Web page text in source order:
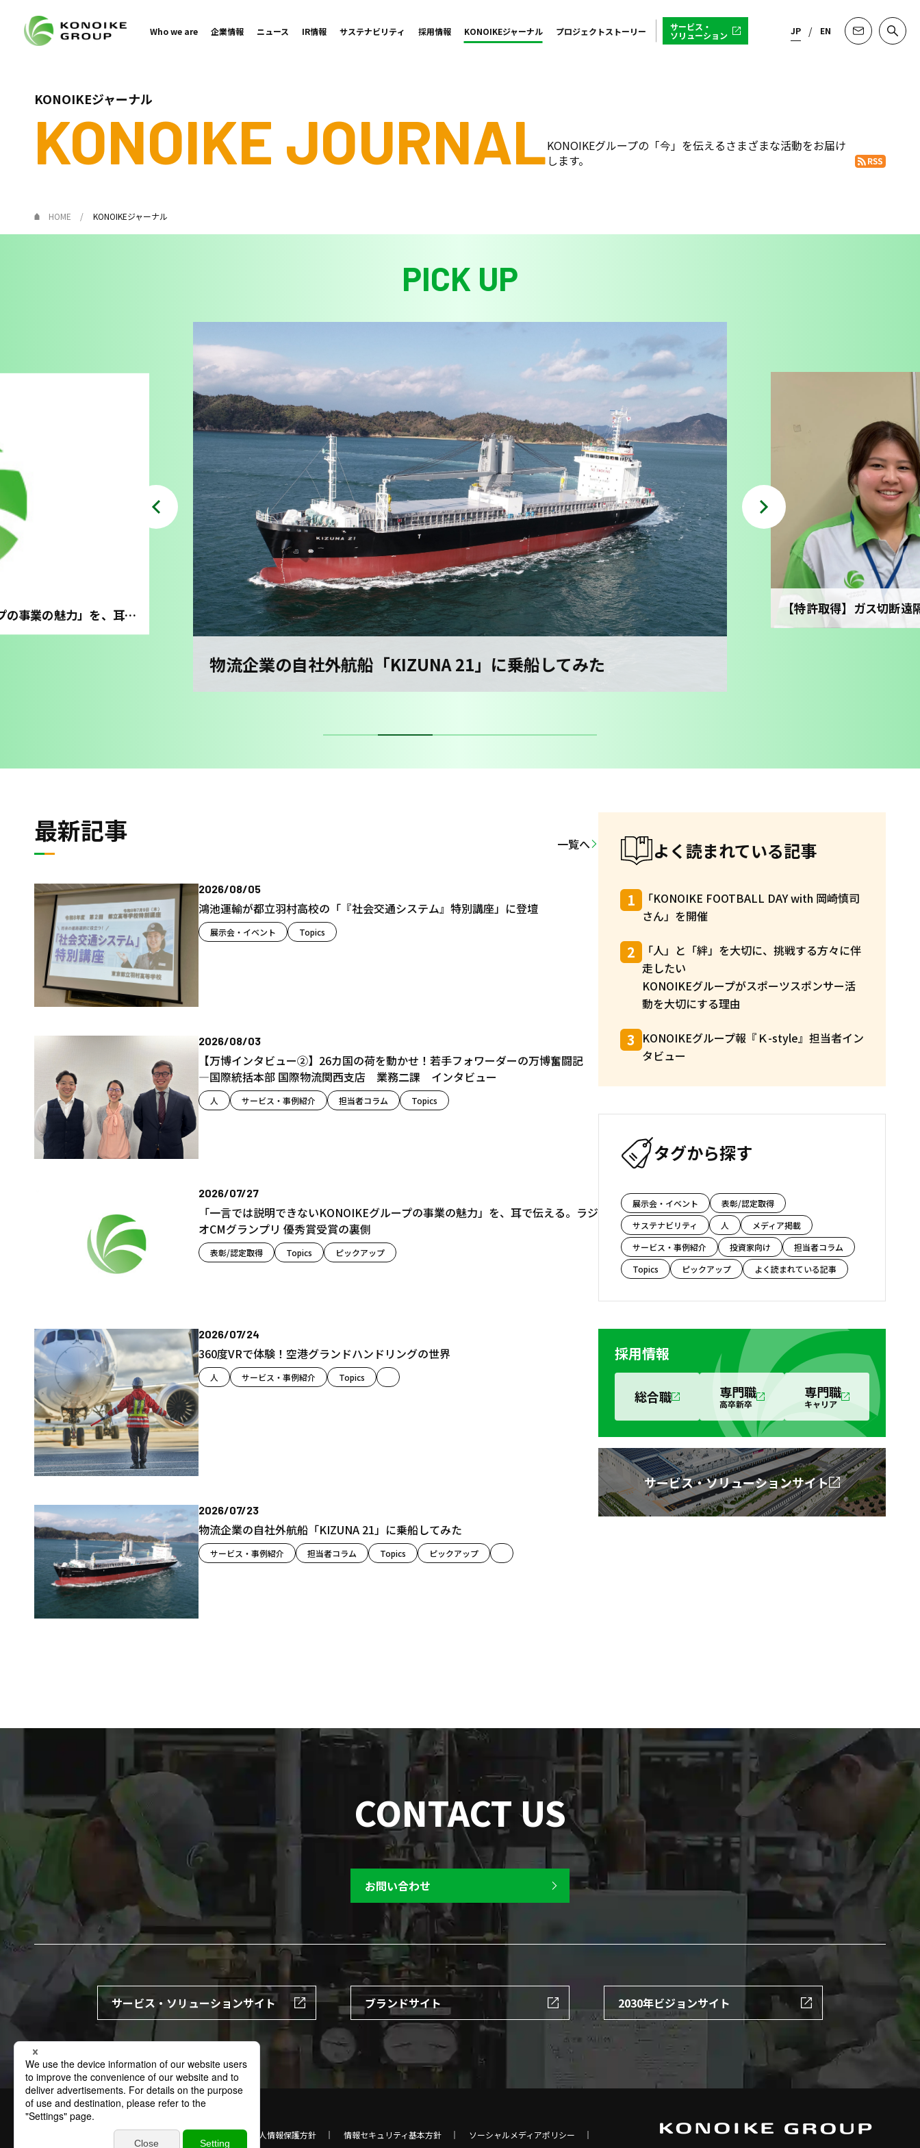
Who we are 企業情報 ニュース IR情報 サステナビリティ 採用情報 KONOIKEジャーナル プロジェクトストーリー サービス・
ソリューション JP EN
KONOIKEジャーナル
KONOIKE JOURNALKONOIKEグループの「今」を伝えるさまざまな活動をお届け
します。
HOME KONOIKEジャーナル
PICK UP
「一言では説明できないKONOIKEグループの事業の魅力」を、耳で伝える。ラジオCMグランプリ 優秀賞受賞の裏側
物流企業の自社外航船「KIZUNA 21」に乗船してみた
最新記事 一覧へ
2026/08/05
鴻池運輸が都立羽村高校の「『社会交通システム』特別講座」に登壇
展示会・イベント Topics
2026/08/03
【万博インタビュー②】26カ国の荷を動かせ！若手フォワーダーの万博奮闘記
―国際統括本部 国際物流関西支店 業務二課 インタビュー
人 サービス・事例紹介 担当者コラム Topics
2026/07/27
「一言では説明できないKONOIKEグループの事業の魅力」を、耳で伝える。ラジ
オCMグランプリ 優秀賞受賞の裏側
表彰/認定取得 Topics ピックアップ
2026/07/24
360度VRで体験！空港グランドハンドリングの世界
人 サービス・事例紹介 Topics
2026/07/23
物流企業の自社外航船「KIZUNA 21」に乗船してみた
サービス・事例紹介 担当者コラム Topics ピックアップ
よく読まれている記事
「KONOIKE FOOTBALL DAY with 岡崎慎司
さん」を開催
「人」と「絆」を大切に、挑戦する方々に伴
走したい
KONOIKEグループがスポーツスポンサー活
動を大切にする理由
KONOIKEグループ報『Ｋ-style』担当者イン
タビュー
タグから探す
展示会・イベント
表彰/認定取得
サステナビリティ
人
メディア掲載
サービス・事例紹介
投資家向け
担当者コラム
Topics
ピックアップ よく読まれている記事
採用情報
総合職 専門職
高卒新卒
専門職
キャリア
サービス・ソリューションサイト
CONTACT US
お問い合わせ
サービス・ソリューションサイト ブランドサイト 2030年ビジョンサイト
個人情報保護方針 特定個人情報保護方針 情報セキュリティ基本方針 ソーシャルメディアポリシー
お問い合わせ サイトマップ